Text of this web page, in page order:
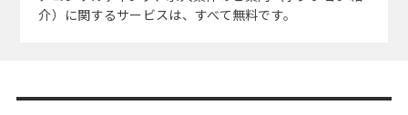
インターン受入企業一覧
年齢と年収の相関図
介）に関するサービスは、すべて無料です。